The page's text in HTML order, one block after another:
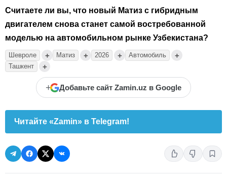
Считаете ли вы, что новый Матиз с гибридным
двигателем снова станет самой востребованной
моделью на автомобильном рынке Узбекистана?
Шевроле + Матиз + 2026 + Автомобиль +
Ташкент +
+ Добавьте сайт Zamin.uz в Google
Читайте «Zamin» в Telegram!